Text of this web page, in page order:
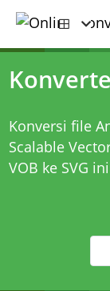
Konversi file
Scalable
VOB ke SVG